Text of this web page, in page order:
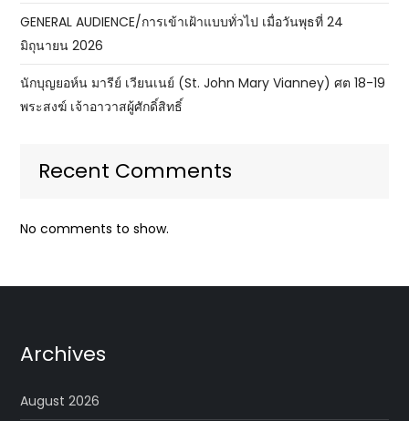
GENERAL AUDIENCE/การเข้าเฝ้าแบบทั่วไป เมื่อวันพุธที่ 24
มิถุนายน 2026
นักบุญยอห์น มารีย์ เวียนเนย์ (St. John Mary Vianney) ศต 18-19
พระสงฆ์ เจ้าอาวาสผู้ศักดิ์สิทธิ์
Recent Comments
No comments to show.
Archives
August 2026